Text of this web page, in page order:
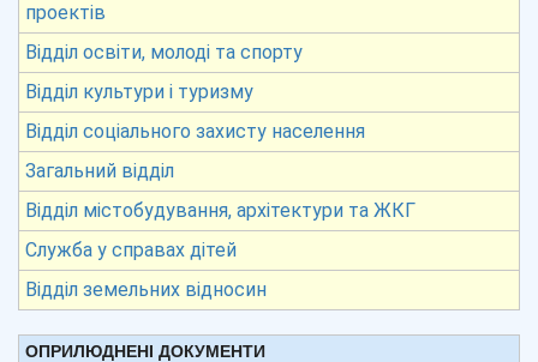
проектів
Відділ освіти, молоді та спорту
Відділ культури і туризму
Відділ соціального захисту населення
Загальний відділ
Відділ містобудування, архітектури та ЖКГ
Служба у справах дітей
Відділ земельних відносин
ОПРИЛЮДНЕНІ ДОКУМЕНТИ